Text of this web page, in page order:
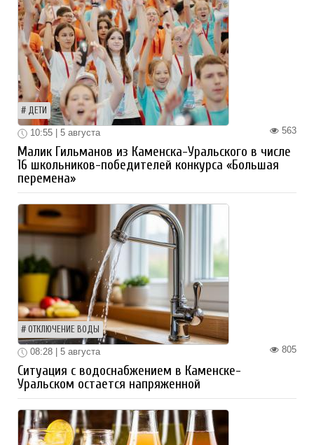
ДЕТИ
563
10:55 | 5 августа
Малик Гильманов из Каменска-Уральского в числе
16 школьников-победителей конкурса «Большая
перемена»
ОТКЛЮЧЕНИЕ ВОДЫ
805
08:28 | 5 августа
Ситуация с водоснабжением в Каменске-
Уральском остается напряженной